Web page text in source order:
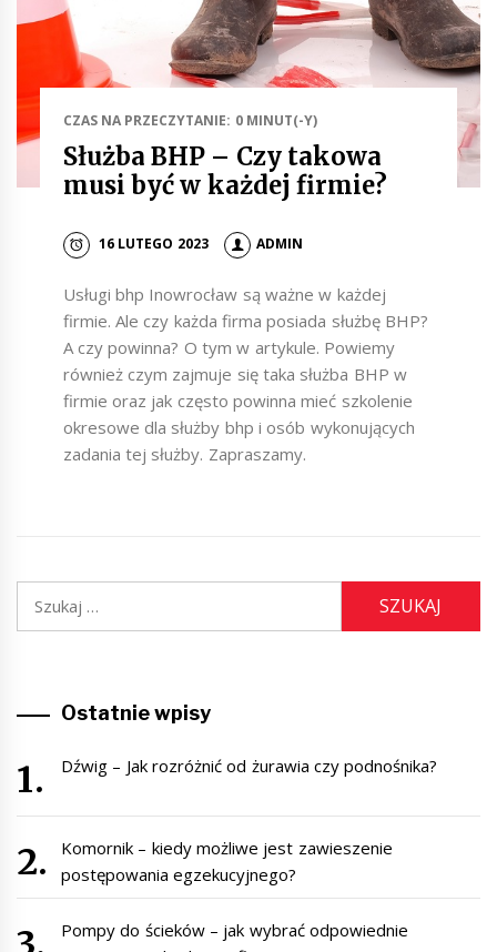
CZAS NA PRZECZYTANIE: 0 MINUT(-Y)
Służba BHP – Czy takowa
musi być w każdej firmie?
16 LUTEGO 2023 ADMIN
Usługi bhp Inowrocław są ważne w każdej
firmie. Ale czy każda firma posiada służbę BHP?
A czy powinna? O tym w artykule. Powiemy
również czym zajmuje się taka służba BHP w
firmie oraz jak często powinna mieć szkolenie
okresowe dla służby bhp i osób wykonujących
zadania tej służby. Zapraszamy.
Ostatnie wpisy
Dźwig – Jak rozróżnić od żurawia czy podnośnika?
Komornik – kiedy możliwe jest zawieszenie
postępowania egzekucyjnego?
Pompy do ścieków – jak wybrać odpowiednie